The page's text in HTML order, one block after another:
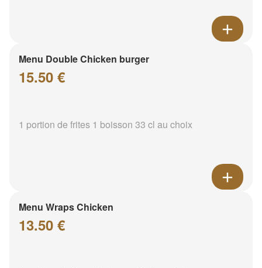
Menu Double Chicken burger
15.50 €
1 portion de frites 1 boisson 33 cl au choix
Menu Wraps Chicken
13.50 €